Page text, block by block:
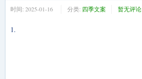
时间: 2025-01-16 分类: 四季文案 暂无评论
1.